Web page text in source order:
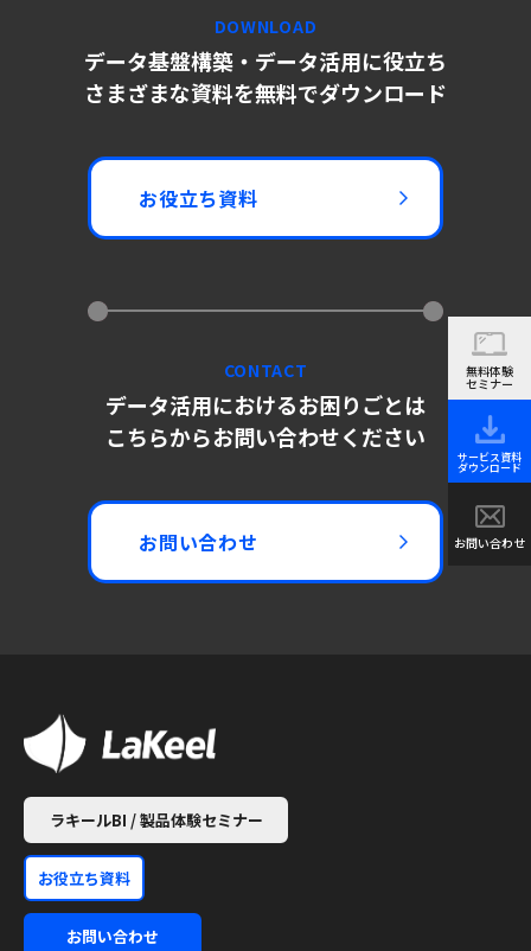
無料体験
セミナー
サービス資料
ダウンロード
お問い合わせ
DOWNLOAD
データ基盤構築・データ活用に役立ち
さまざまな資料を無料でダウンロード
お役立ち資料
CONTACT
データ活用におけるお困りごとは
こちらからお問い合わせください
お問い合わせ
ラキールBI / 製品体験セミナー
お役立ち資料
お問い合わせ